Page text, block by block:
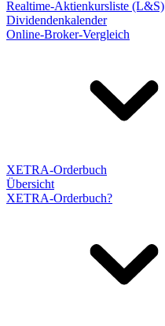
Realtime-Aktienkursliste (L&S)
Dividendenkalender
Online-Broker-Vergleich
XETRA-Orderbuch
Übersicht
XETRA-Orderbuch?